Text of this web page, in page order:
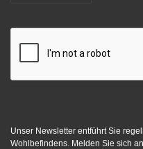
Unser Newsletter entführt Sie
Wohlbefindens. Melden Sie sich